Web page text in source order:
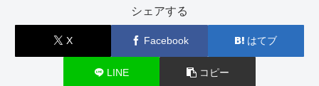
シェアする
X Facebook はてブ
LINE コピー